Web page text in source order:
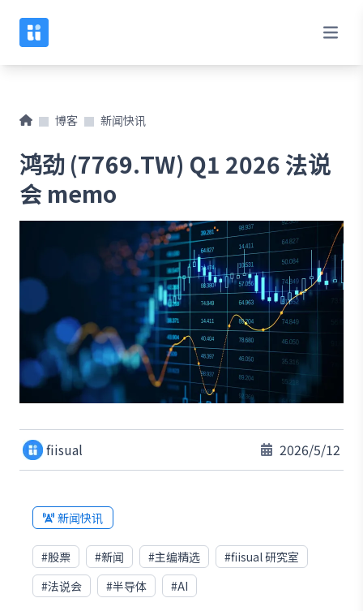
博客 新闻快讯
鸿劲 (7769.TW) Q1 2026 法说
会 memo
fiisual 2026/5/12
新闻快讯
#股票 #新闻 #主编精选 #fiisual 研究室
#法说会 #半导体 #AI